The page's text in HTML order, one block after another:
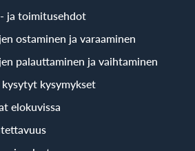
ja toimitusehdot
ostaminen ja varaaminen
palauttaminen ja vaihtaminen
kysytyt kysymykset
elokuvissa